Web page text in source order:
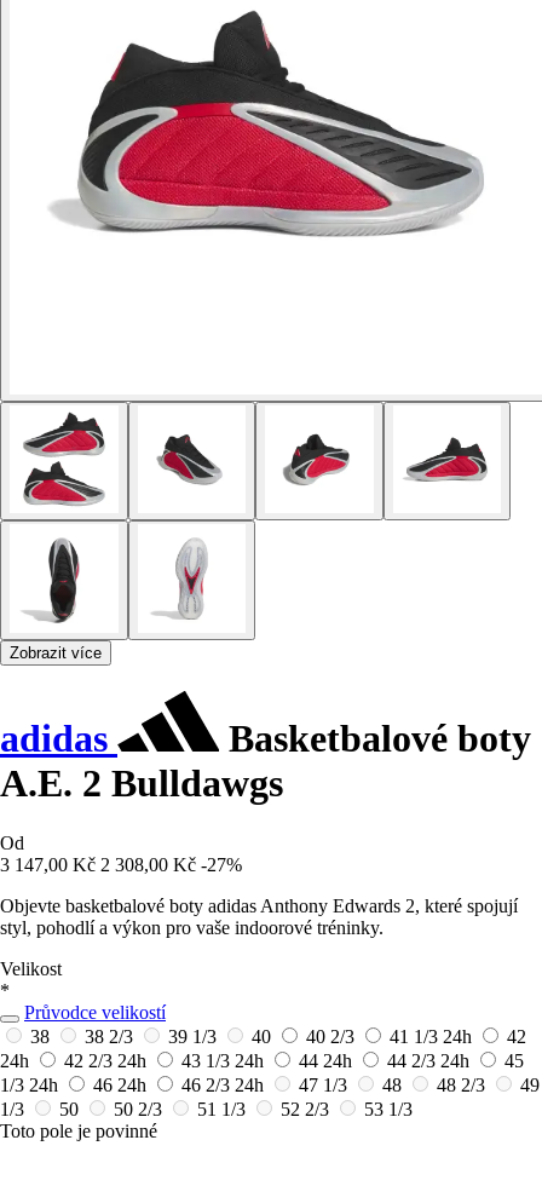
Zobrazit více
adidas
Basketbalové boty
A.E. 2 Bulldawgs
Od
3 147,00 Kč 2 308,00 Kč -27%
Objevte basketbalové boty adidas Anthony Edwards 2, které spojují
styl, pohodlí a výkon pro vaše indoorové tréninky.
Velikost
*
Průvodce velikostí
38
38 2/3 39 1/3 40 40 2/3 41 1/3 24h
42
24h
42 2/3 24h 43 1/3 24h 44 24h 44 2/3 24h
45
1/3 24h 46 24h 46 2/3 24h 47 1/3 48 48 2/3
49
1/3
50 50 2/3 51 1/3 52 2/3
53 1/3
Toto pole je povinné